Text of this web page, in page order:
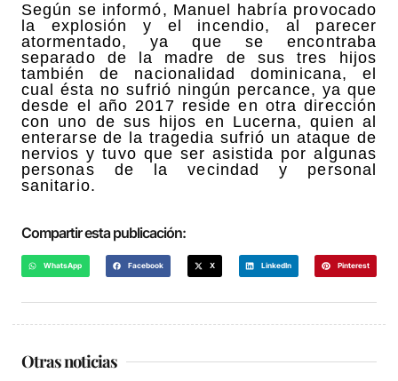
Según se informó, Manuel habría provocado
la explosión y el incendio, al parecer
atormentado, ya que se encontraba
separado de la madre de sus tres hijos
también de nacionalidad dominicana, el
cual ésta no sufrió ningún percance, ya que
desde el año 2017 reside en otra dirección
con uno de sus hijos en Lucerna, quien al
enterarse de la tragedia sufrió un ataque de
nervios y tuvo que ser asistida por algunas
personas de la vecindad y personal
sanitario.
Compartir esta publicación:
WhatsApp Facebook X LinkedIn Pinterest
Otras noticias